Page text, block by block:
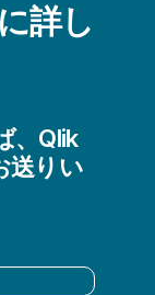
詳し
、Qlik
送りい